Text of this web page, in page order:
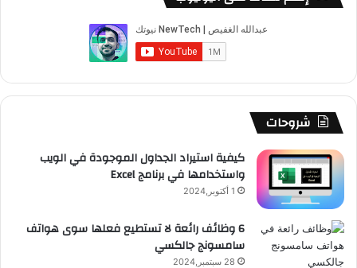
شروحات
كيفية استيراد الجداول الموجودة في الويب
واستخدامها في برنامج Excel
1 أكتوبر,2024
6 وظائف رائعة لا تستطيع فعلها سوى هواتف
سامسونج جالكسي
28 سبتمبر,2024